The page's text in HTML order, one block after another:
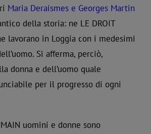
Maria Deraismes e Georges Martin
della storia: ne LE DROIT
lavorano in Loggia con i medesimi
Si afferma, perciò,
donna e dell’uomo quale
per il progresso di ogni
uomini e donne sono